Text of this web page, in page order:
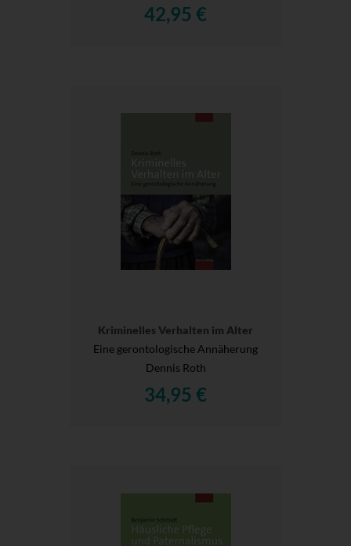
42,95 €
Kriminelles Verhalten im Alter
Eine gerontologische Annäherung
Dennis Roth
34,95 €